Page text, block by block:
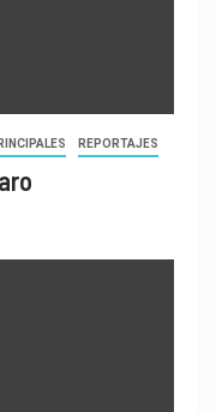
REPORTAJES